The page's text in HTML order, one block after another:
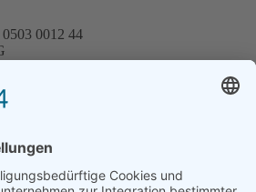
0012 44
abgesetzt werden